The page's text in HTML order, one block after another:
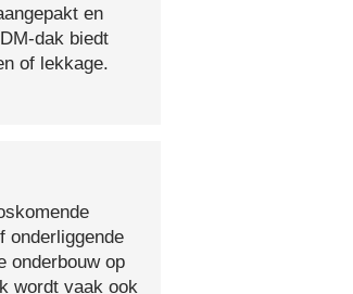
en
dak biedt
of lekkage.
onderliggende
onderbouw op
wordt vaak ook